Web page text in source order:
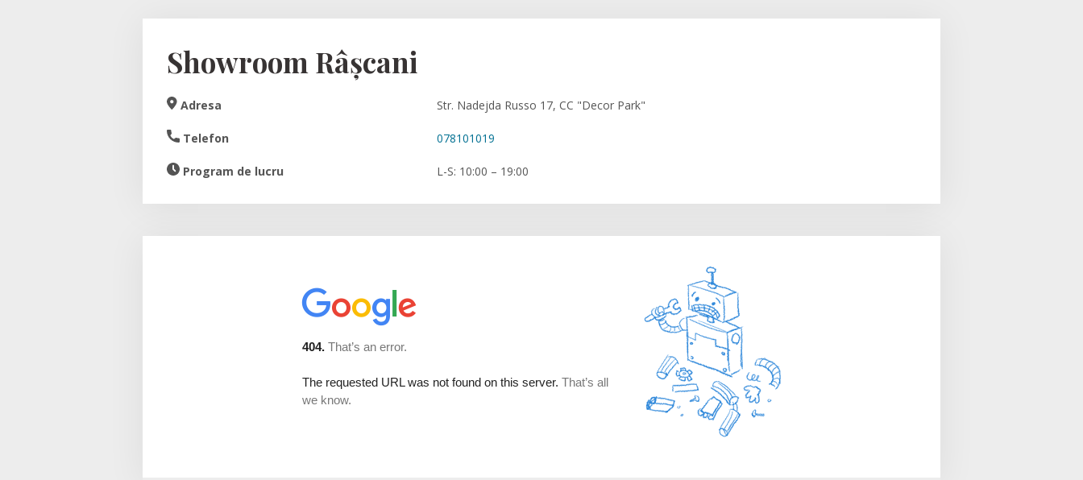
Showroom Râșcani
Adresa Str. Nadejda Russo 17, CC "Decor Park"
Telefon 078101019
Program de lucru L-S: 10:00 – 19:00